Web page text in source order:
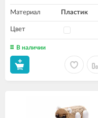
Материал Пластик
Цвет
В наличии